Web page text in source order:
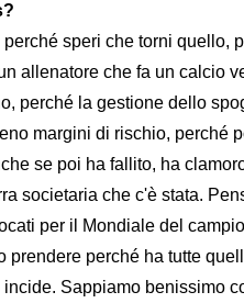
speri che torni quello,
allenatore che fa un calcio
perché la gestione dello
margini di rischio, perché
se poi ha fallito, ha
societaria che c'è stata.
per il Mondiale del
prendere perché ha tutte
incide. Sappiamo benissimo